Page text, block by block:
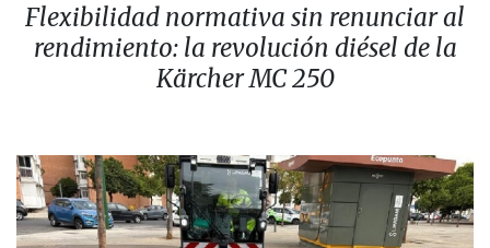
Flexibilidad normativa sin renunciar al
rendimiento: la revolución diésel de la
Kärcher MC 250